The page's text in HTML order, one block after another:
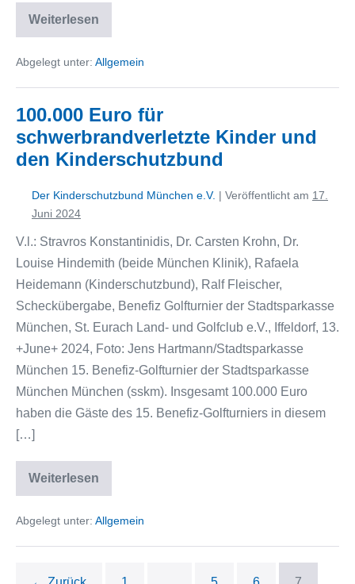
Weiterlesen
Abgelegt unter: Allgemein
100.000 Euro für
schwerbrandverletzte Kinder und
den Kinderschutzbund
Der Kinderschutzbund München e.V. | Veröffentlicht am 17.
Juni 2024
V.l.: Stravros Konstantinidis, Dr. Carsten Krohn, Dr.
Louise Hindemith (beide München Klinik), Rafaela
Heidemann (Kinderschutzbund), Ralf Fleischer,
Scheckübergabe, Benefiz Golfturnier der Stadtsparkasse
München, St. Eurach Land- und Golfclub e.V., Iffeldorf, 13.
+June+ 2024, Foto: Jens Hartmann/Stadtsparkasse
München 15. Benefiz-Golfturnier der Stadtsparkasse
München München (sskm). Insgesamt 100.000 Euro
haben die Gäste des 15. Benefiz-Golfturniers in diesem
[…]
Weiterlesen
Abgelegt unter: Allgemein